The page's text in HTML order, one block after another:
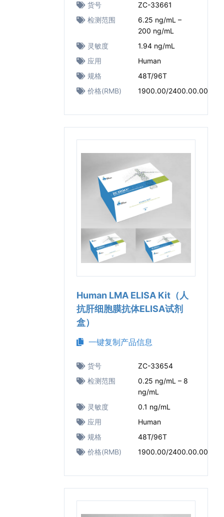
货号
ZC-33661
检测范围
6.25 ng/mL –
200 ng/mL
灵敏度
1.94 ng/mL
应用
Human
规格
48T/96T
价格(RMB)
1900.00/2400.00.00
Human LMA ELISA Kit（人
抗肝细胞膜抗体ELISA试剂
盒）
一键复制产品信息
货号
ZC-33654
检测范围
0.25 ng/mL – 8
ng/mL
灵敏度
0.1 ng/mL
应用
Human
规格
48T/96T
价格(RMB)
1900.00/2400.00.00